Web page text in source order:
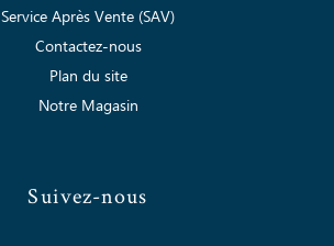
Service Après Vente (SAV)
Contactez-nous
Plan du site
Notre Magasin
Suivez-nous